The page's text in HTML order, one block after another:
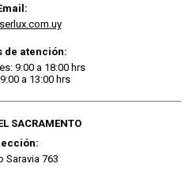
de atención:
9:00 a 18:00 hrs
a 13:00 hrs
SACRAMENTO
Saravia 763